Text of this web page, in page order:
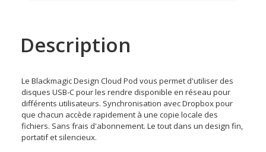
Description
Le Blackmagic Design Cloud Pod vous permet d'utiliser des
disques USB-C pour les rendre disponible en réseau pour
différents utilisateurs. Synchronisation avec Dropbox pour
que chacun accède rapidement à une copie locale des
fichiers. Sans frais d'abonnement. Le tout dans un design fin,
portatif et silencieux.